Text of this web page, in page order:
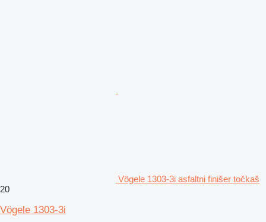
Vögele 1303-3i asfaltni finišer točkaš
20
Vögele 1303-3i